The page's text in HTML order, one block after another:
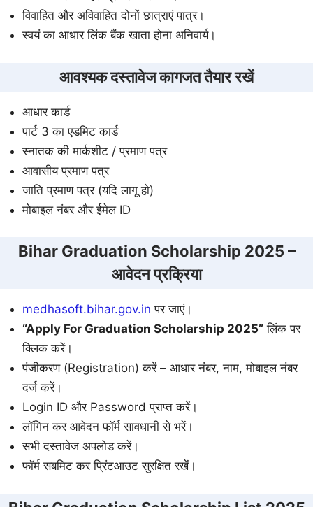
विवाहित और अविवाहित दोनों छात्राएं पात्र।
स्वयं का आधार लिंक बैंक खाता होना अनिवार्य।
आवश्यक दस्तावेज कागजत तैयार रखें
आधार कार्ड
पार्ट 3 का एडमिट कार्ड
स्नातक की मार्कशीट / प्रमाण पत्र
आवासीय प्रमाण पत्र
जाति प्रमाण पत्र (यदि लागू हो)
मोबाइल नंबर और ईमेल ID
Bihar Graduation Scholarship 2025 –
आवेदन प्रक्रिया
medhasoft.bihar.gov.in पर जाएं।
“Apply For Graduation Scholarship 2025” लिंक पर
क्लिक करें।
पंजीकरण (Registration) करें – आधार नंबर, नाम, मोबाइल नंबर
दर्ज करें।
Login ID और Password प्राप्त करें।
लॉगिन कर आवेदन फॉर्म सावधानी से भरें।
सभी दस्तावेज अपलोड करें।
फॉर्म सबमिट कर प्रिंटआउट सुरक्षित रखें।